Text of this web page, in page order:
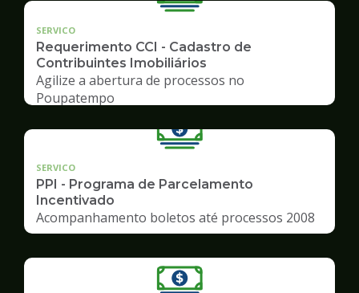
SERVICO
Requerimento CCI - Cadastro de
Contribuintes Imobiliários
Agilize a abertura de processos no
Poupatempo
SERVICO
PPI - Programa de Parcelamento
Incentivado
Acompanhamento boletos até processos 2008